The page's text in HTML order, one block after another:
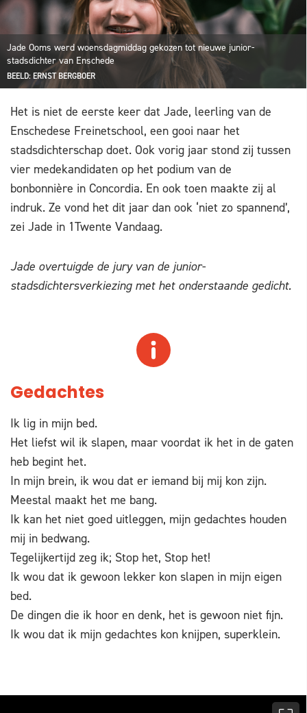
Jade Ooms werd woensdagmiddag gekozen tot nieuwe junior-
stadsdichter van Enschede
BEELD: ERNST BERGBOER
Het is niet de eerste keer dat Jade, leerling van de
Enschedese Freinetschool, een gooi naar het
stadsdichterschap doet. Ook vorig jaar stond zij tussen
vier medekandidaten op het podium van de
bonbonnière in Concordia. En ook toen maakte zij al
indruk. Ze vond het dit jaar dan ook ‘niet zo spannend’,
zei Jade in 1Twente Vandaag.
Jade overtuigde de jury van de junior-
stadsdichtersverkiezing met het onderstaande gedicht.
Gedachtes
Ik lig in mijn bed.
Het liefst wil ik slapen, maar voordat ik het in de gaten
heb begint het.
In mijn brein, ik wou dat er iemand bij mij kon zijn.
Meestal maakt het me bang.
Ik kan het niet goed uitleggen, mijn gedachtes houden
mij in bedwang.
Tegelijkertijd zeg ik; Stop het, Stop het!
Ik wou dat ik gewoon lekker kon slapen in mijn eigen
bed.
De dingen die ik hoor en denk, het is gewoon niet fijn.
Ik wou dat ik mijn gedachtes kon knijpen, superklein.